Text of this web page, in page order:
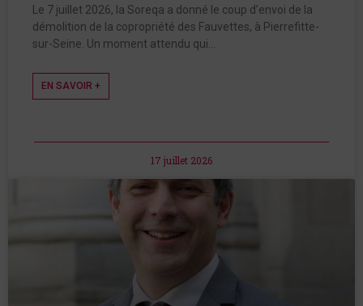
Le 7 juillet 2026, la Soreqa a donné le coup d’envoi de la
démolition de la copropriété des Fauvettes, à Pierrefitte-
sur-Seine. Un moment attendu qui…
EN SAVOIR +
17 juillet 2026